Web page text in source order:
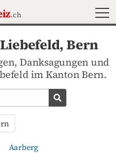
.ch
Bern
Danksagungen und
im Kanton Bern.
Todesanzeige
Aarberg